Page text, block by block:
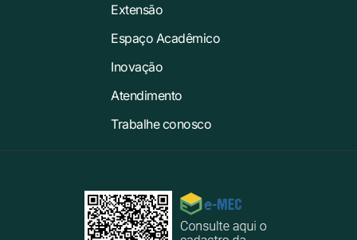
Extensão
Espaço Acadêmico
Inovação
Atendimento
Trabalhe conosco